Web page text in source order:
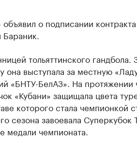
объявил о подписании
тольяттинского гандбола.
выступала за местную
«БНТУ-БелАЗ». На протяжении
«Кубани» защищала цвета
которого стала чемпионкой
сезона завоевала Суперкубок
медали чемпионата.